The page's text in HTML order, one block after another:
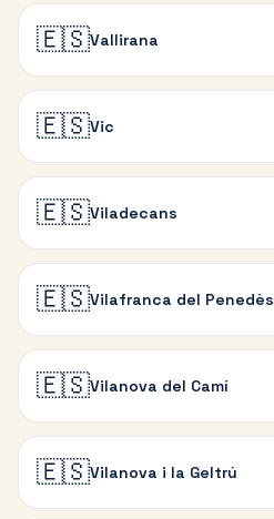
🇪🇸Vallirana
🇪🇸Vic
🇪🇸Viladecans
🇪🇸Vilafranca del Penedès
🇪🇸Vilanova del Camí
🇪🇸Vilanova i la Geltrú